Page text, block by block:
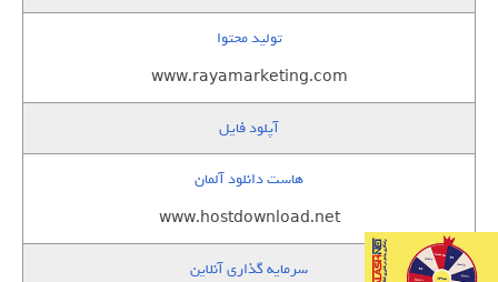
تولید محتوا
www.rayamarketing.com
آپلود فایل
هاست دانلود آلمان
www.hostdownload.net
سرمایه گذاری آنلاین